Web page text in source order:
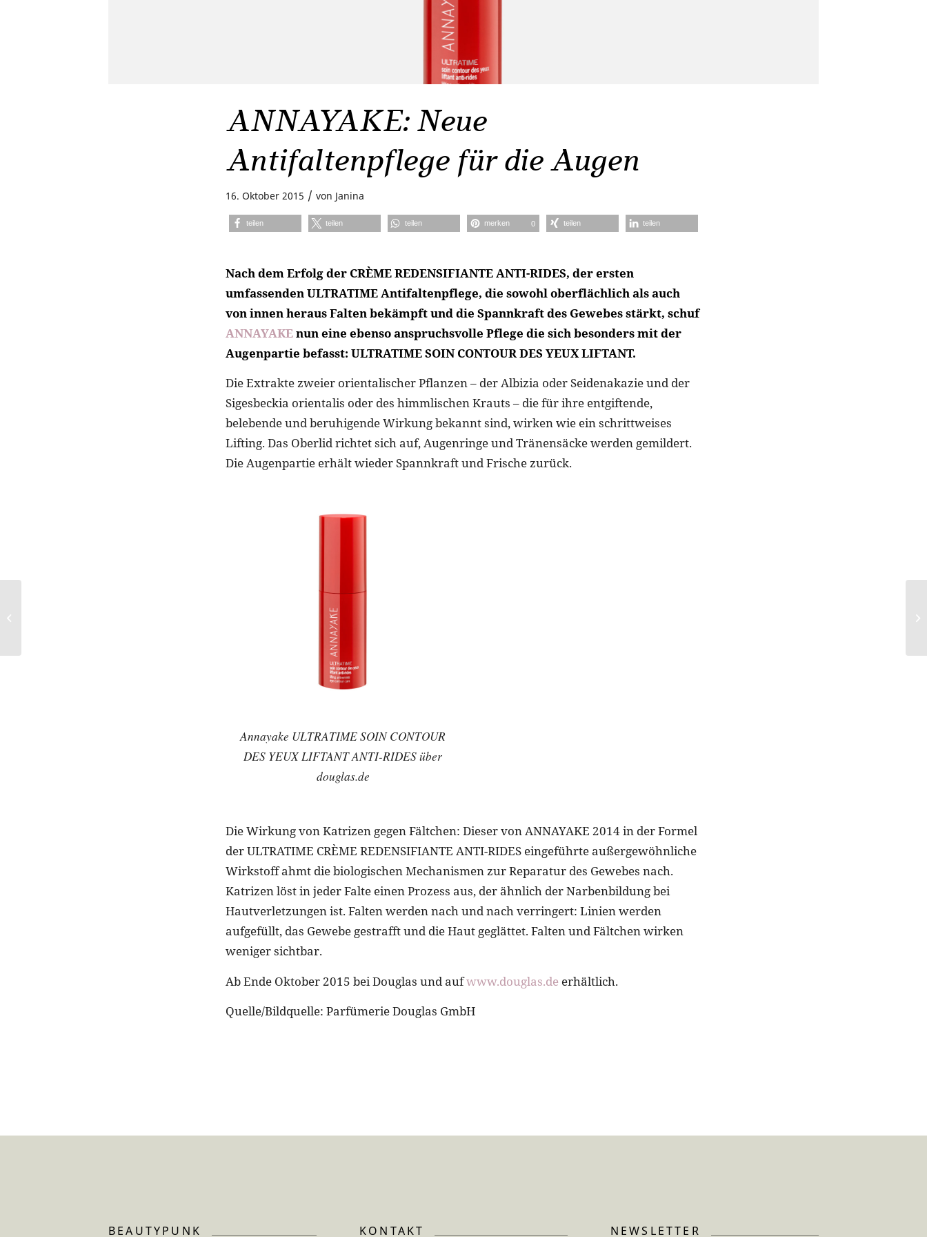
ANNAYAKE: Neue
Antifaltenpflege für die Augen
16. Oktober 2015 / von Janina
teilen teilen teilen merken 0 teilen teilen
Nach dem Erfolg der CRÈME REDENSIFIANTE ANTI-RIDES, der ersten
umfassenden ULTRATIME Antifaltenpflege, die sowohl oberflächlich als auch
von innen heraus Falten bekämpft und die Spannkraft des Gewebes stärkt, schuf
ANNAYAKEnun eine ebenso anspruchsvolle Pflege die sich besonders mit der
Augenpartie befasst: ULTRATIME SOIN CONTOUR DES YEUX LIFTANT.
Die Extrakte zweier orientalischer Pflanzen – der Albizia oder Seidenakazie und der
Sigesbeckia orientalis oder des himmlischen Krauts – die für ihre entgiftende,
belebende und beruhigende Wirkung bekannt sind, wirken wie ein schrittweises
Lifting. Das Oberlid richtet sich auf, Augenringe und Tränensäcke werden gemildert.
Die Augenpartie erhält wieder Spannkraft und Frische zurück.
Annayake ULTRATIME SOIN CONTOUR
DES YEUX LIFTANT ANTI-RIDES über
douglas.de
Die Wirkung von Katrizen gegen Fältchen: Dieser von ANNAYAKE 2014 in der Formel
der ULTRATIME CRÈME REDENSIFIANTE ANTI-RIDES eingeführte außergewöhnliche
Wirkstoff ahmt die biologischen Mechanismen zur Reparatur des Gewebes nach.
Katrizen löst in jeder Falte einen Prozess aus, der ähnlich der Narbenbildung bei
Hautverletzungen ist. Falten werden nach und nach verringert: Linien werden
aufgefüllt, das Gewebe gestrafft und die Haut geglättet. Falten und Fältchen wirken
weniger sichtbar.
Ab Ende Oktober 2015 bei Douglas und aufwww.douglas.de erhältlich.
Quelle/Bildquelle: Parfümerie Douglas GmbH
BEAUTYPUNK KONTAKT NEWSLETTER